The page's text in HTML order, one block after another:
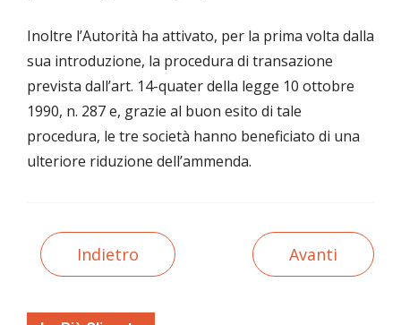
Inoltre l’Autorità ha attivato, per la prima volta dalla
sua introduzione, la procedura di transazione
prevista dall’art. 14-quater della legge 10 ottobre
1990, n. 287 e, grazie al buon esito di tale
procedura, le tre società hanno beneficiato di una
ulteriore riduzione dell’ammenda.
Indietro Avanti